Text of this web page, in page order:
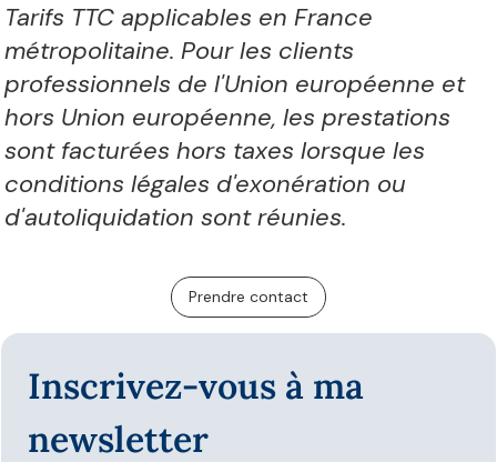
Tarifs TTC applicables en France
métropolitaine. Pour les clients
professionnels de l'Union européenne et
hors Union européenne, les prestations
sont facturées hors taxes lorsque les
conditions légales d'exonération ou
d'autoliquidation sont réunies.
Prendre contact
Inscrivez-vous à ma
newsletter